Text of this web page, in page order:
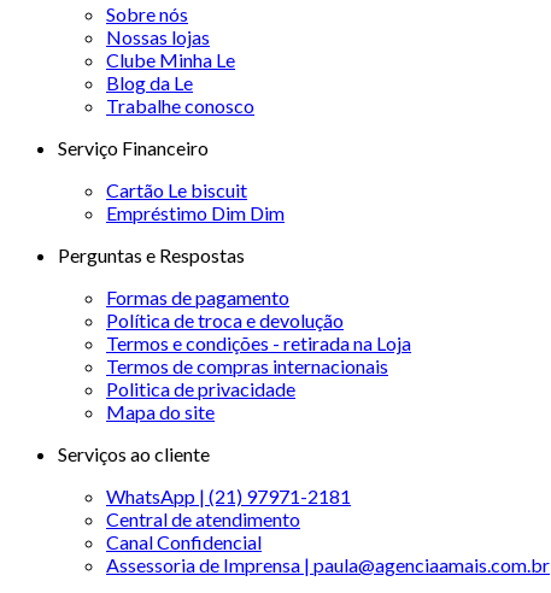
Sobre nós
Nossas lojas
Clube Minha Le
Blog da Le
Trabalhe conosco
Serviço Financeiro
Cartão Le biscuit
Empréstimo Dim Dim
Perguntas e Respostas
Formas de pagamento
Política de troca e devolução
Termos e condições - retirada na Loja
Termos de compras internacionais
Politica de privacidade
Mapa do site
Serviços ao cliente
WhatsApp | (21) 97971-2181
Central de atendimento
Canal Confidencial
Assessoria de Imprensa | paula@agenciaamais.com.br